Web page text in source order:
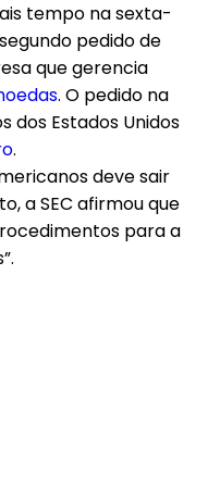
tempo na sexta-
pedido de
que gerencia
. O pedido na
dos Estados Unidos
.
deve sair
a SEC afirmou que
para a